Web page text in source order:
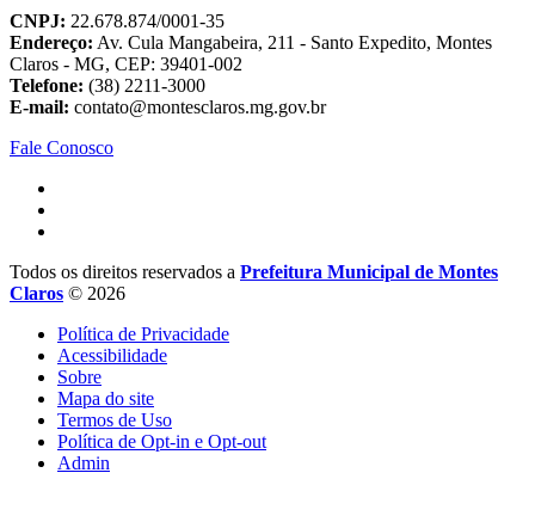
CNPJ: 22.678.874/0001-35
Endereço: Av. Cula Mangabeira, 211 - Santo Expedito, Montes
Claros - MG, CEP: 39401-002
Telefone: (38) 2211-3000
E-mail: contato@montesclaros.mg.gov.br
Fale Conosco
Todos os direitos reservados a Prefeitura Municipal de Montes
Claros © 2026
Política de Privacidade
Acessibilidade
Sobre
Mapa do site
Termos de Uso
Política de Opt-in e Opt-out
Admin